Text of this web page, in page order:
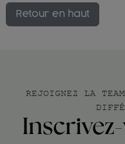
Retour en haut
REJOIGNEZ LA